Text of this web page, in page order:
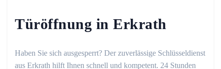
Türöffnung in Erkrath
Haben Sie sich ausgesperrt? Der zuverlässige Schlüsseldienst
aus Erkrath hilft Ihnen schnell und kompetent. 24 Stunden